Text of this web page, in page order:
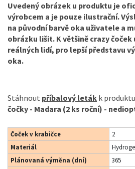
Uvedený obrázek u produktu je
výrobcem a je pouze ilustrační.
na původní barvě oka uživatele a
obrázku lišit. K většině crazy
reálných lidí, pro lepší představu
oka.
Stáhnout příbalový leták k produktu
čočky - Madara (2 ks roční) -
Čoček v krabičce
2
Materiál
Plánovaná výměna (dní)
365